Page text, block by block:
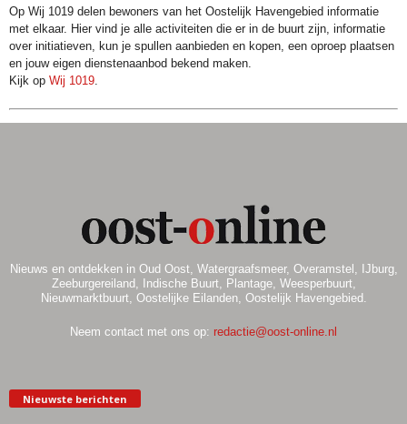
Op Wij 1019 delen bewoners van het Oostelijk Havengebied informatie
met elkaar. Hier vind je alle activiteiten die er in de buurt zijn, informatie
over initiatieven, kun je spullen aanbieden en kopen, een oproep plaatsen
en jouw eigen dienstenaanbod bekend maken.
Kijk op Wij 1019
Nieuws en ontdekken in Oud Oost, Watergraafsmeer, Overamstel, IJburg,
Zeeburgereiland, Indische Buurt, Plantage, Weesperbuurt,
Nieuwmarktbuurt, Oostelijke Eilanden, Oostelijk Havengebied.
Neem contact met ons op: redactie@oost-online.nl
Nieuwste berichten